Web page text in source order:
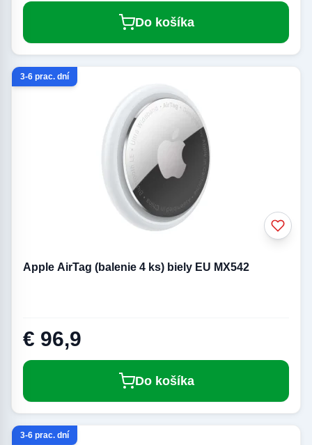
Do košíka
3-6 prac. dní
Apple AirTag (balenie 4 ks) biely EU MX542
€ 96,9
Do košíka
3-6 prac. dní